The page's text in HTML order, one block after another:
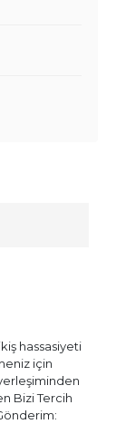
hassasiyeti
için
Bizi Tercih